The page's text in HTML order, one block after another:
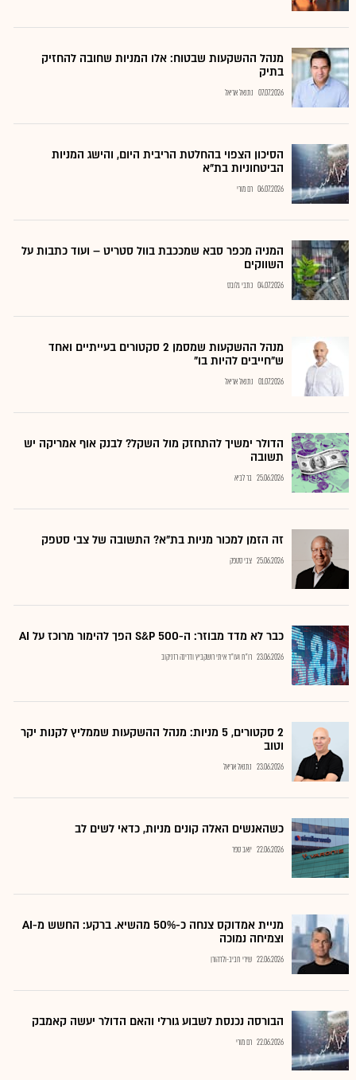
מנהל ההשקעות שבטוח: אלו המניות שחובה להחזיק
בתיק
07.07.2026 נתנאל אריאל
הסיכון הצפוי בהחלטת הריבית היום, והישג המניות
הביטחוניות בת"א
06.07.2026 רם מורי
המניה מכפר סבא שמככבת בוול סטריט – ועוד כתבות על
השווקים
04.07.2026 כתבי גלובס
מנהל ההשקעות שמסמן 2 סקטורים בעייתיים ואחד
ש"חייבים להיות בו"
01.07.2026 נתנאל אריאל
הדולר ימשיך להתחזק מול השקל? לבנק אוף אמריקה יש
תשובה
25.06.2026 בר לביא
זה הזמן למכור מניות בת"א? התשובה של צבי סטפק
25.06.2026 צבי סטפק
כבר לא מדד מבוזר: ה-S&P 500 הפך להימור מרוכז על AI
23.06.2026 רו"ח ועו"ד איתי רושקביץ ודרינה רזניקוב
2 סקטורים, 5 מניות: מנהל ההשקעות שממליץ לקנות יקר
וטוב
23.06.2026 נתנאל אריאל
כשהאנשים האלה קונים מניות, כדאי לשים לב
22.06.2026 יואב ספר
מניית אמדוקס צנחה כ-50% מהשיא. ברקע: החשש מ-AI
וצמיחה נמוכה
22.06.2026 שירי חביב-ולדהורן
הבורסה נכנסת לשבוע גורלי והאם הדולר יעשה קאמבק
22.06.2026 רם מורי